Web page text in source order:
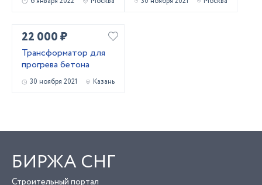
22 000 ₽
Трансформатор для
прогрева бетона
30 ноября 2021 Казань
БИРЖА СНГ
Строительный портал